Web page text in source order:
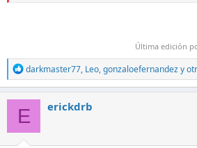
Última edición
R
e
a
c
c
i
o
darkmaster77, Leo,gonzaloefernandezy
E erickdrb